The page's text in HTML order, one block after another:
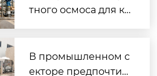
осмоса.
тного осмоса для ко
В промышленном с
екторе предпочтит